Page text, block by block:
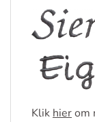
Klik hierom